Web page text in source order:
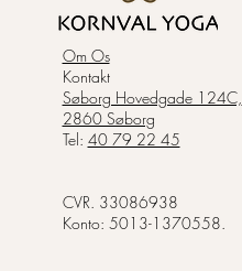
Om Os
Kontakt
Søborg Hovedgade 124C,
2860 Søborg
Tel: 40 79 22 45
CVR. 33086938
Konto: 5013-1370558.